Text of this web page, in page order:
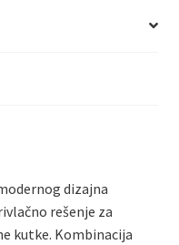
dizajna
rešenje za
kutke. Kombinacija